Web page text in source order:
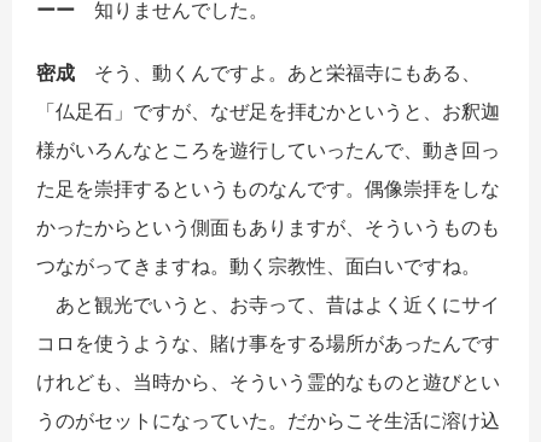
ーー 知りませんでした。
密成 そう、動くんですよ。あと栄福寺にもある、
「仏足石」ですが、なぜ足を拝むかというと、お釈迦
様がいろんなところを遊行していったんで、動き回っ
た足を崇拝するというものなんです。偶像崇拝をしな
かったからという側面もありますが、そういうものも
つながってきますね。動く宗教性、面白いですね。
あと観光でいうと、お寺って、昔はよく近くにサイ
コロを使うような、賭け事をする場所があったんです
けれども、当時から、そういう霊的なものと遊びとい
うのがセットになっていた。だからこそ生活に溶け込